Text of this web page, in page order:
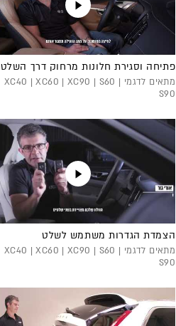
פתיחה וסגירת חלונות מרחוק דרך השלט
מתאים לדגמי XC40 | XC60 | XC90 | S60 |
S90
הצמדת הגדרות משתמש לשלט
מתאים לדגמי XC40 | XC60 | XC90 | S60 |
S90